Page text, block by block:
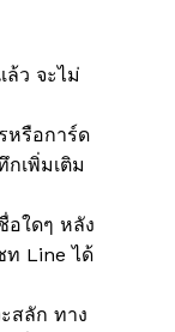
ว จะไม่
หรือการ์ด
เพิ่มเติม
อใดๆ หลัง
ท Line ได้
สลัก ทาง